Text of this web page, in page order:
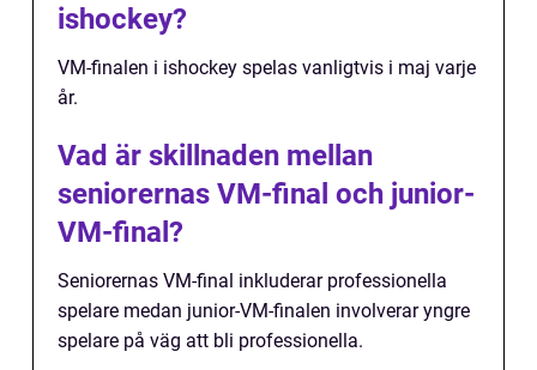
ishockey?
VM-finalen i ishockey spelas vanligtvis i maj varje
år.
Vad är skillnaden mellan
seniorernas VM-final och junior-
VM-final?
Seniorernas VM-final inkluderar professionella
spelare medan junior-VM-finalen involverar yngre
spelare på väg att bli professionella.